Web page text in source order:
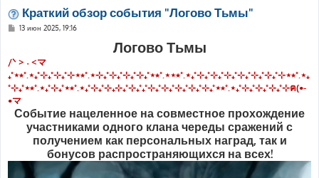
Краткий обзор события "Логово Тьмы"
С
щ
н
и
13 июн 2025, 19:16
Логово Тьмы
/ᐠ > ˕ <マ
₊˚⋆⭒˚.⋆₊˚⊹₊˚⊹₊˚⊹⋆⭒˚.⋆⊹₊˚⊹₊˚⊹₊˚⊹₊˚⋆⭒˚.⋆⋆⭒˚.⋆₊˚⊹₊˚⊹₊˚⊹₊˚⊹₊˚⊹₊˚⊹₊˚⊹⋆⭒˚.⋆₊
˚⊹₊˚⋆⭒˚.⋆₊˚⊹₊˚⋆⭒˚.⋆₊˚⊹₊˚⊹₊⊹₊˚⊹₊˚₊˚⊹₊˚⊹₊˚⊹₊˚⊹₊˚⊹₊˚⋆⭒˚.⋆₊˚⊹₊˚⊹₊˚⊹₊˚⊹ฅ(•-
•マ
Событие нацеленное на совместное прохождение
участниками одного клана череды сражений с
получением как персональных наград, так и
бонусов распространяющихся на всех!